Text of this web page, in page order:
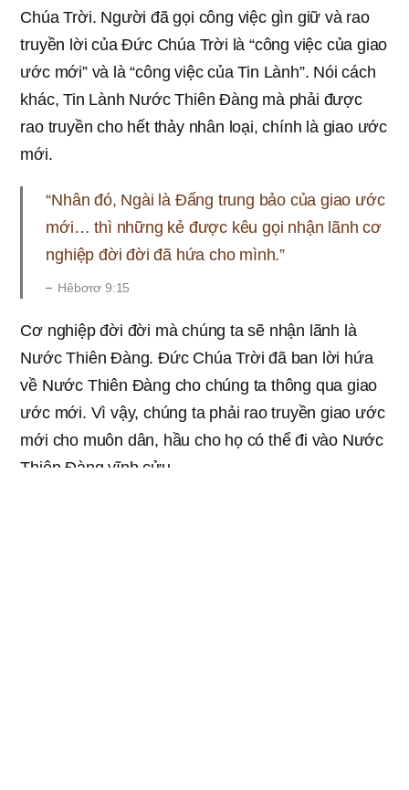
Chúa Trời. Người đã gọi công việc gìn giữ và rao
truyền lời của Đức Chúa Trời là “công việc của giao
ước mới” và là “công việc của Tin Lành”. Nói cách
khác, Tin Lành Nước Thiên Đàng mà phải được
rao truyền cho hết thảy nhân loại, chính là giao ước
mới.
“Nhân đó, Ngài là Ðấng trung bảo của giao ước
mới… thì những kẻ được kêu gọi nhận lãnh cơ
nghiệp đời đời đã hứa cho mình.”
Hêbơrơ 9:15
Cơ nghiệp đời đời mà chúng ta sẽ nhận lãnh là
Nước Thiên Đàng. Đức Chúa Trời đã ban lời hứa
về Nước Thiên Đàng cho chúng ta thông qua giao
ước mới. Vì vậy, chúng ta phải rao truyền giao ước
mới cho muôn dân, hầu cho họ có thể đi vào Nước
Thiên Đàng vĩnh cửu.